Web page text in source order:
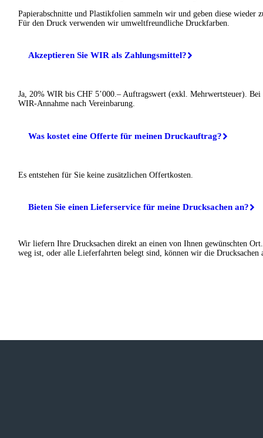
Papierabschnitte und Plastikfolien sammeln wir und geben diese wieder
Für den Druck verwenden wir umweltfreundliche Druckfarben.
Akzeptieren Sie WIR als Zahlungsmittel?
Ja, 20% WIR bis CHF 5’000.– Auftragswert (exkl. Mehrwertsteuer).
WIR-Annahme nach Vereinbarung.
Was kostet eine Offerte für meinen Druckauftrag?
Es entstehen für Sie keine zusätzlichen Offertkosten.
Bieten Sie einen Lieferservice für meine Drucksachen an?
Wir liefern Ihre Drucksachen direkt an einen von Ihnen gewünschten
weg ist, oder alle Lieferfahrten belegt sind, können wir die Drucksachen